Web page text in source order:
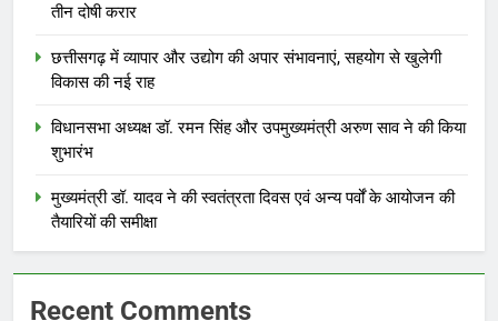
तीन दोषी करार
छत्तीसगढ़ में व्यापार और उद्योग की अपार संभावनाएं, सहयोग से खुलेगी
विकास की नई राह
विधानसभा अध्यक्ष डॉ. रमन सिंह और उपमुख्यमंत्री अरुण साव ने की किया
शुभारंभ
मुख्यमंत्री डॉ. यादव ने की स्वतंत्रता दिवस एवं अन्य पर्वों के आयोजन की
तैयारियों की समीक्षा
Recent Comments